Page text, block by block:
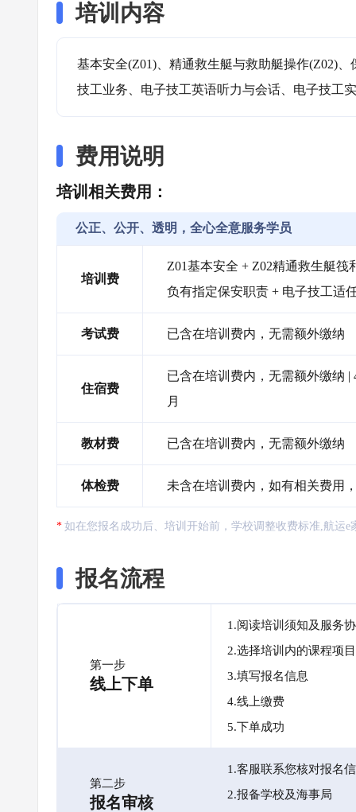
培训内容
基本安全(Z01)、精通救生艇与救助艇操作(Z02)
技工业务、电子技工英语听力与会话、电子技工
费用说明
培训相关费用：
公正、公开、透明，全心全意服务学员
培训费
Z01基本安全 + Z02精通救生艇筏
负有指定保安职责 + 电子技工适
考试费 已含在培训费内，无需额外缴纳
住宿费
已含在培训费内，无需额外缴纳
月
教材费 已含在培训费内，无需额外缴纳
体检费 未含在培训费内，如有相关费用
如在您报名成功后、培训开始前，学校调整收费标准,航运
报名流程
第一步
线上下单
1.阅读培训须知及服务
2.选择培训内的课程项目
3.填写报名信息
4.线上缴费
5.下单成功
第二步
报名审核
1.客服联系您核对报名
2.报备学校及海事局